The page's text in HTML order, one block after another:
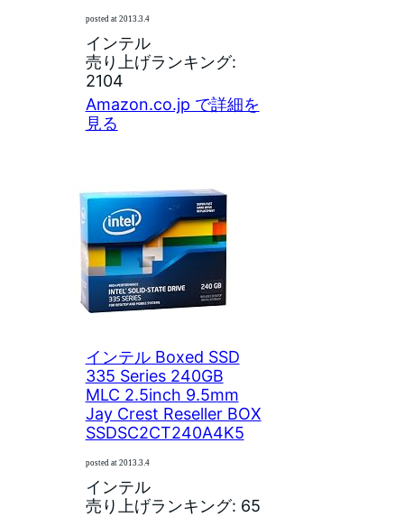
posted at 2013.3.4
インテル
売り上げランキング:
2104
Amazon.co.jp で詳細を
見る
インテル Boxed SSD
335 Series 240GB
MLC 2.5inch 9.5mm
Jay Crest Reseller BOX
SSDSC2CT240A4K5
posted at 2013.3.4
インテル
売り上げランキング: 65